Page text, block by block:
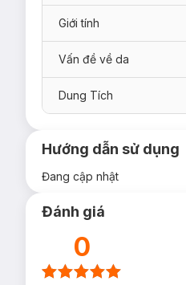
Giới tính
Vấn đề về da
Dung Tích
Hướng dẫn sử dụng
Đang cập nhật
Đánh giá
0